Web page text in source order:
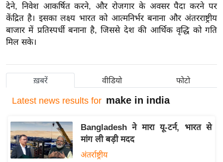
अं
त
र्रा
ष्ट्री
बि
ने
उ
द्यो
ग
देने, निवेश आकर्षित करने, और रोजगार के अवसर पैदा करने पर
केंद्रित है। इसका लक्ष्य भारत को आत्मनिर्भर बनाना और अंतरराष्ट्रीय
बाजार में प्रतिस्पर्धी बनाना है, जिससे देश की आर्थिक वृद्धि को गति
मिल सके।
ख़बरें वीडियो फोटो
Latest news results for make in india
Bangladesh ने मारा यू-टर्न, भारत से
मांग ली बड़ी मदद
अंतर्राष्ट्रीय